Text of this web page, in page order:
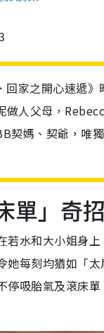
回家之開心速遞
做人父母，
契媽、契爺，唯
單」奇
若水和大小姐身
她每刻均猶如「
停吸胎氣及滾床